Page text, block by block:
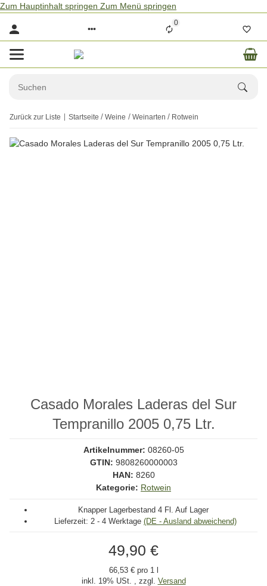
Zum Hauptinhalt springen Zum Menü springen
0
Zurück zur Liste Startseite Weine Weinarten Rotwein
Casado Morales Laderas del Sur
Tempranillo 2005 0,75 Ltr.
Artikelnummer: 08260-05
GTIN: 9808260000003
HAN: 8260
Kategorie: Rotwein
Knapper Lagerbestand 4 Fl. Auf Lager
Lieferzeit: 2 - 4 Werktage (DE - Ausland abweichend)
49,90 €
66,53 € pro 1 l
inkl. 19% USt. , zzgl. Versand